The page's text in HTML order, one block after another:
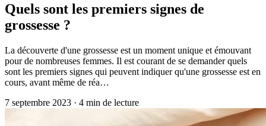
Quels sont les premiers signes de
grossesse ?
La découverte d'une grossesse est un moment unique et émouvant
pour de nombreuses femmes. Il est courant de se demander quels
sont les premiers signes qui peuvent indiquer qu'une grossesse est en
cours, avant même de réa…
7 septembre 2023 · 4 min de lecture